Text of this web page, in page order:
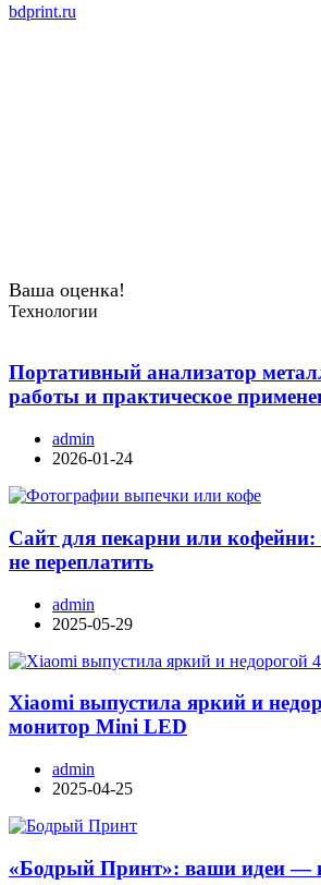
bdprint.ru
Ваша оценка!
Технологии
Портативный анализатор
работы и практическое
admin
2026-01-24
Сайт для пекарни или
не переплатить
admin
2025-05-29
Xiaomi выпустила яркий и
монитор Mini LED
admin
2025-04-25
«Бодрый Принт»: ваши идеи —